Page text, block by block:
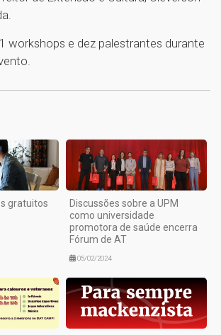
workshops e dez palestrantes durante
gratuitos
Discussões sobre a UPM
como universidade
promotora de saúde encerra
Fórum de AT
05/02/2024